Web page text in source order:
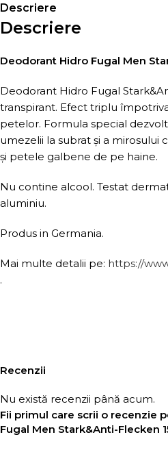
Descriere
Descriere
Deodorant Hidro Fugal Men
Deodorant Hidro Fugal
transpirant. Efect triplu
petelor. Formula special
umezelii la subrat și a mirosului
și petele galbene de pe haine.
Nu contine alcool. Testat
aluminiu.
Produs in Germania.
Mai multe detalii pe: https://
.
Recenzii
Nu există recenzii până acum.
Fii primul care scrii o recenzie
Fugal Men Stark&Anti-Flecken